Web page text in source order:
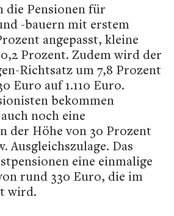
die Pensionen für
-bauern mit erstem
angepasst, kleine
Prozent. Zudem wird der
Richtsatz um 7,8 Prozent
Euro auf 1.110 Euro.
bekommen
noch eine
der Höhe von 30 Prozent
Ausgleichszulage. Das
eine einmalige
rund 330 Euro, die im
wird.